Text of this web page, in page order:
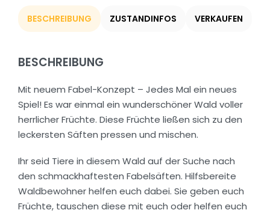
BESCHREIBUNG ZUSTANDINFOS VERKAUFEN
BESCHREIBUNG
Mit neuem Fabel-Konzept – Jedes Mal ein neues
Spiel! Es war einmal ein wunderschöner Wald voller
herrlicher Früchte. Diese Früchte ließen sich zu den
leckersten Säften pressen und mischen.
Ihr seid Tiere in diesem Wald auf der Suche nach
den schmackhaftesten Fabelsäften. Hilfsbereite
Waldbewohner helfen euch dabei. Sie geben euch
Früchte, tauschen diese mit euch oder helfen euch